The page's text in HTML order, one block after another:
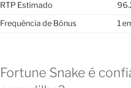
RTP Estimado
Frequência de Bônus
1
Fortune Snake é